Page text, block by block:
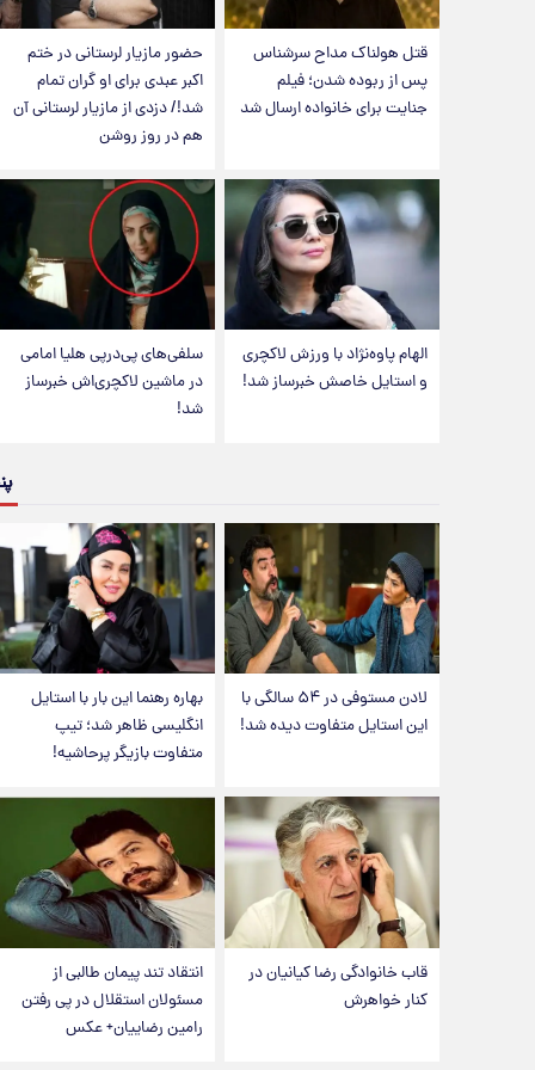
قتل هولناک مداح سرشناس
پس از ربوده شدن؛ فیلم
جنایت برای خانواده ارسال شد
حضور مازیار لرستانی در ختم
اکبر عبدی برای او گران تمام
شد!/ دزدی از مازیار لرستانی آن
هم در روز روشن
الهام پاوه‌نژاد با ورزش لاکچری
و استایل خاصش خبرساز شد!
سلفی‌های پی‌درپی هلیا امامی
در ماشین لاکچری‌اش خبرساز
شد!
لادن مستوفی در ۵۴ سالگی با
این استایل متفاوت دیده شد!
بهاره رهنما این بار با استایل
انگلیسی ظاهر شد؛ تیپ
متفاوت بازیگر پرحاشیه!
قاب خانوادگی رضا کیانیان در
کنار خواهرش
انتقاد تند پیمان طالبی از
مسئولان استقلال در پی رفتن
رامین رضاییان+ عکس